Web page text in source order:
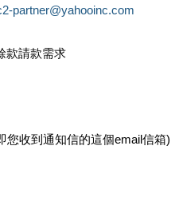
partner@yahooinc.com
款請款需求
您收到通知信的這個email信箱)